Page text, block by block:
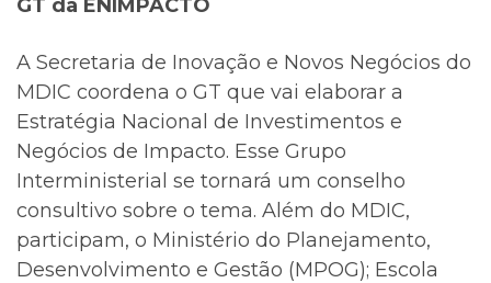
GT da ENIMPACTO
A Secretaria de Inovação e Novos Negócios do
MDIC coordena o GT que vai elaborar a
Estratégia Nacional de Investimentos e
Negócios de Impacto. Esse Grupo
Interministerial se tornará um conselho
consultivo sobre o tema. Além do MDIC,
participam, o Ministério do Planejamento,
Desenvolvimento e Gestão (MPOG); Escola